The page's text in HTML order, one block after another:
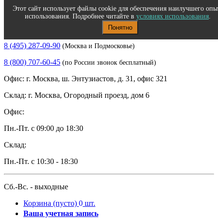
Полиграфическое и офисное оборудование
8 (495) 287-09-90 (Москва и Подмосковье)
8 (800) 707-60-45 (по России звонок бесплатный)
Офис: г. Москва, ш. Энтузиастов, д. 31, офис 321
Склад: г. Москва, Огородный проезд, дом 6
Офис:
Пн.-Пт. с 09:00 до 18:30
Склад:
Пн.-Пт. с 10:30 - 18:30
Сб.-Вс. - выходные
Корзина (пусто) 0 шт.
Ваша учетная запись
Этот сайт использует файлы cookie для обеспечения наилучшего
использования. Подробнее читайте в условиях использования.
Понятно